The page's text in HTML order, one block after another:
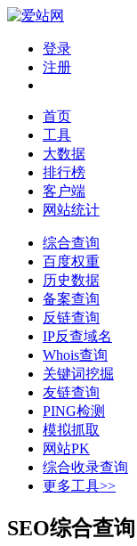
登录
注册
首页
工具
大数据
排行榜
客户端
网站统计
综合查询
百度权重
历史数据
备案查询
反链查询
IP反查域名
Whois查询
关键词挖掘
友链查询
PING检测
模拟抓取
网站PK
综合收录查询
更多工具>>
SEO综合查询